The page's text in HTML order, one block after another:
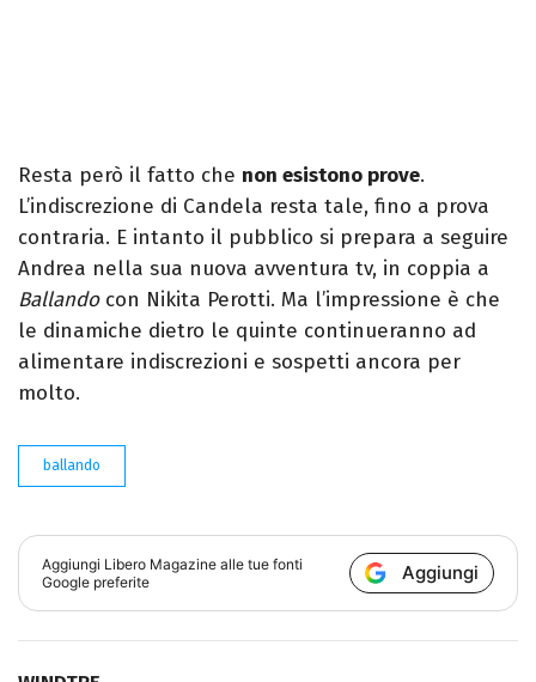
Resta però il fatto che non esistono prove.
L’indiscrezione di Candela resta tale, fino a prova
contraria. E intanto il pubblico si prepara a seguire
Andrea nella sua nuova avventura tv, in coppia a
Ballandocon Nikita Perotti. Ma l’impressione è che
le dinamiche dietro le quinte continueranno ad
alimentare indiscrezioni e sospetti ancora per
molto.
ballando
Aggiungi Libero Magazine alle tue fonti
Google preferite
Aggiungi